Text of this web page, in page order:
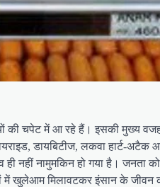
की चपेट में आ रहे हैं। इसकी मुख्य
डायबिटीज, लकवा हार्ट-अटैक
नहीं नामुमकिन हो गया है। जनता को
में खुलेआम मिलावटकर इंसान के जीवन